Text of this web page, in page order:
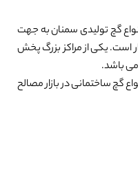
گچ تولیدی سمنان به جهت
است. یکی از مراکز بزرگ پخش
باشد.
گچ ساختمانی در بازار مصالح